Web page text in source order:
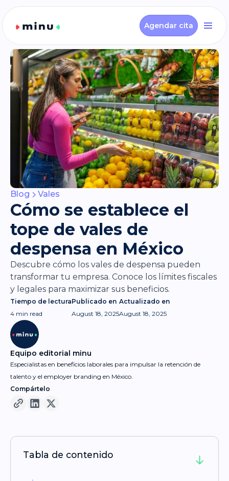
Agendar cita
Blog Vales
Cómo se establece el
tope de vales de
despensa en México
Descubre cómo los vales de despensa pueden
transformar tu empresa. Conoce los límites fiscales
y legales para maximizar sus beneficios.
Tiempo de lectura
4 min read
Publicado en
August 18, 2025
Actualizado en
August 18, 2025
Equipo editorial minu
Especialistas en beneficios laborales para impulsar la retención de
talento y el employer branding en México.
Compártelo
Tabla de contenido